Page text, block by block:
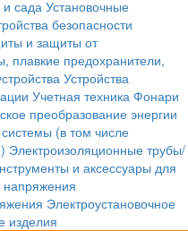
сада Установочные
безопасности
и защиты от
плавкие предохранители,
Устройства
Учетная техника Фонари
преобразование энергии
(в том числе
Электроизоляционные трубы/
и аксессуары для
напряжения
Электроустановочное
изделия